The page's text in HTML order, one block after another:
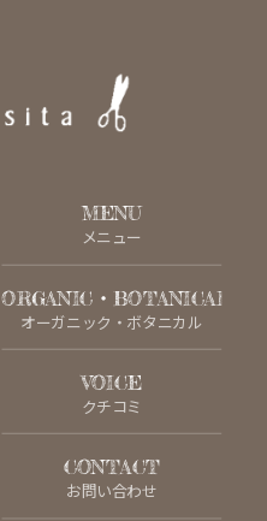
MENU
メニュー
ORGANIC・BOTANICAL
オーガニック・ボタニカル
VOICE
クチコミ
CONTACT
お問い合わせ